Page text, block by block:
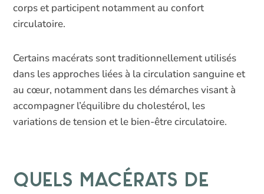
corps et participent notamment au confort
circulatoire.
Certains macérats sont traditionnellement utilisés
dans les approches liées à la circulation sanguine et
au cœur, notamment dans les démarches visant à
accompagner l’équilibre du cholestérol, les
variations de tension et le bien-être circulatoire.
Quels macérats de